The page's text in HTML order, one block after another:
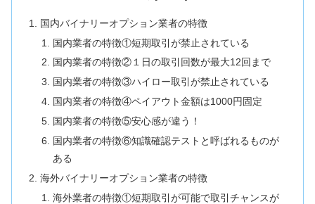
国内バイナリーオプション業者の特徴
国内業者の特徴①短期取引が禁止されている
国内業者の特徴②１日の取引回数が最大12回まで
国内業者の特徴③ハイロー取引が禁止されている
国内業者の特徴④ペイアウト金額は1000円固定
国内業者の特徴⑤安心感が違う！
国内業者の特徴⑥知識確認テストと呼ばれるものが
ある
海外バイナリーオプション業者の特徴
海外業者の特徴①短期取引が可能で取引チャンスが